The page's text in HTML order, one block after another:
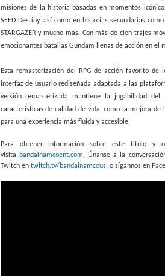
misiones de la historia basadas en momentos
SEED Destiny, así como en historias secundarias
STARGAZER y mucho más. Con más de cien trajes
emocionantes batallas Gundam llenas de acción en el
Esta remasterización del RPG de acción favorito
interfaz de usuario rediseñada adaptada a las
versión remasterizada mantiene la jugabilidad
características de calidad de vida, como la mejora de
para una experiencia más fluida y accesible.
Para obtener información sobre este título y
visita bandainamcoent.com. Únanse a la
Twitch en twitch.tv/bandainamcous, o sígannos en